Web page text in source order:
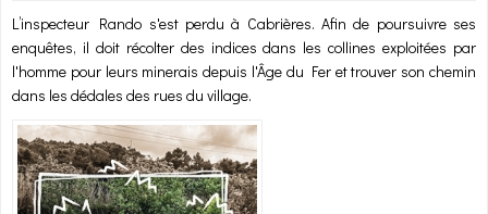
L’inspecteur Rando s'est perdu à Cabrières. Afin de poursuivre ses
enquêtes, il doit récolter des indices dans les collines exploitées par
l'homme pour leurs minerais depuis l'Âge du Fer et trouver son chemin
dans les dédales des rues du village.